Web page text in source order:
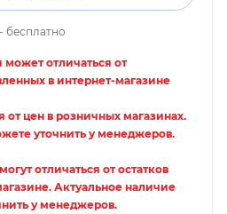
бесплатно
отличаться от
в интернет-магазине
от цен в розничных магазинах.
уточнить у менеджеров.
отличаться от остатков
Актуальное наличие
у менеджеров.